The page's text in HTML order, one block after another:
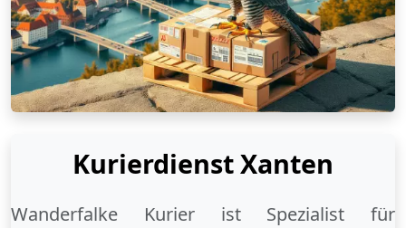
Kurierdienst Xanten
Wanderfalke Kurier ist Spezialist für